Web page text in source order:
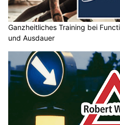
Ganzheitliches Training bei
und Ausdauer